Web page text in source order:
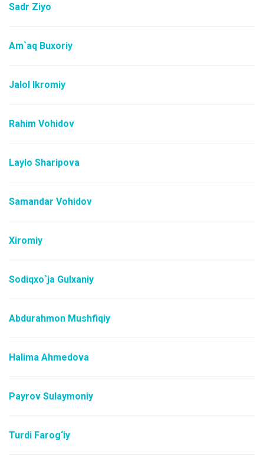
Sadr Ziyo
Am`aq Buxoriy
Jalol Ikromiy
Rahim Vohidov
Laylo Sharipova
Samandar Vohidov
Xiromiy
Sodiqxo`ja Gulxaniy
Abdurahmon Mushfiqiy
Halima Ahmedova
Payrov Sulaymoniy
Turdi Farog‘iy